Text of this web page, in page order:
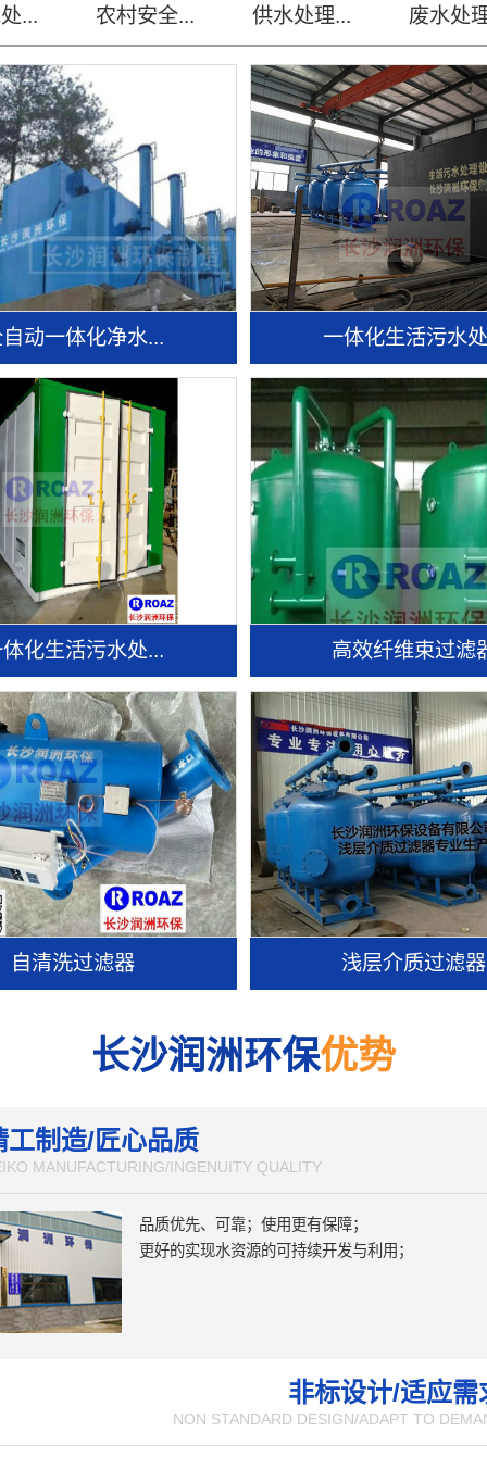
... 供水处理... 废水处理...
动一体化净水... 一体化生活污水
化生活污水处... 高效纤维束过滤
自清洗过滤器 浅层介质过滤器
长沙润洲环保优势
工制造/匠心品质
MANUFACTURING/INGENUITY QUALITY
品质优先、可靠；使用更有保障；
更好的实现水资源的可持续开发与利用；
非标设计/适应需
NON STANDARD DESIGN/ADAPT TO